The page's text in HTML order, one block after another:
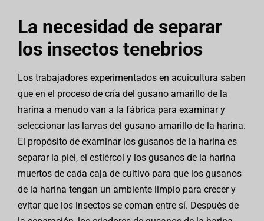
La necesidad de separar
los insectos tenebrios
Los trabajadores experimentados en acuicultura saben
que en el proceso de cría del gusano amarillo de la
harina a menudo van a la fábrica para examinar y
seleccionar las larvas del gusano amarillo de la harina.
El propósito de examinar los gusanos de la harina es
separar la piel, el estiércol y los gusanos de la harina
muertos de cada caja de cultivo para que los gusanos
de la harina tengan un ambiente limpio para crecer y
evitar que los insectos se coman entre sí. Después de